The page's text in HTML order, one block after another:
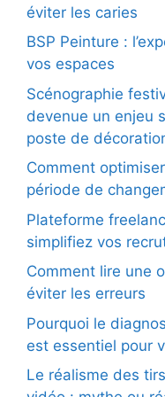
éviter les caries
BSP Peinture :
vos espaces
Scénographie
devenue un enjeu
poste de
Comment
période de
Plateforme
simplifiez vos
Comment lire une
éviter les erreurs
Pourquoi le
est essentiel pour
Le réalisme des